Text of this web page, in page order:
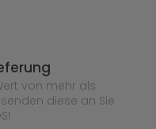
von mehr als
diese an Sie